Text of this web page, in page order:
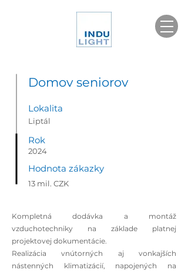
Domov seniorov
Lokalita
Liptál
2024
Rok
Hodnota zákazky
13 mil. CZK
Kompletná dodávka a montáž
vzduchotechniky na základe platnej
projektovej dokumentácie.
Realizácia vnútorných aj vonkajších
nástenných klimatizácií, napojených na